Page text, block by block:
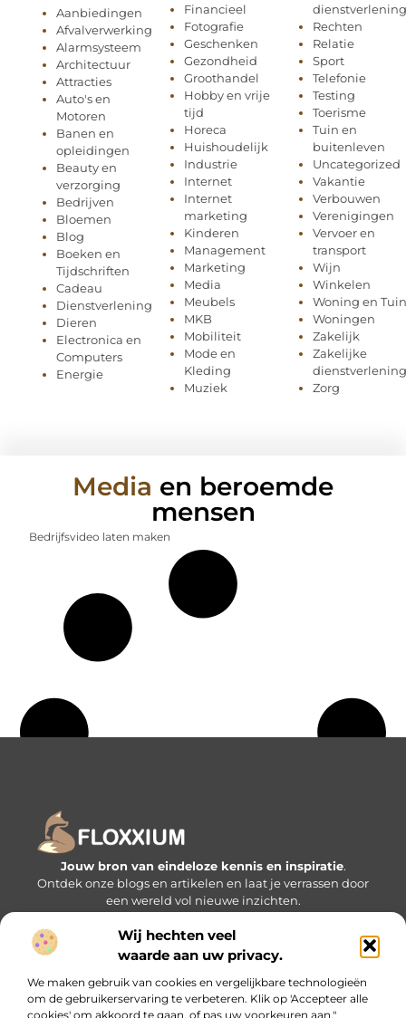
Wij hechten veel
waarde aan uw privacy.
We maken gebruik van cookies en vergelijkbare technologieën
om de gebruikerservaring te verbeteren. Klik op 'Accepteer alle
cookies' om akkoord te gaan, of pas uw voorkeuren aan."
Aanbiedingen
Afvalverwerking
Alarmsysteem
Architectuur
Attracties
Auto's en
Motoren
Banen en
opleidingen
Beauty en
verzorging
Bedrijven
Bloemen
Blog
Boeken en
Tijdschriften
Cadeau
Dienstverlening
Dieren
Electronica en
Computers
Energie
Financieel
Fotografie
Geschenken
Gezondheid
Groothandel
Hobby en vrije
tijd
Horeca
Huishoudelijk
Industrie
Internet
Internet
marketing
Kinderen
Management
Marketing
Media
Meubels
MKB
Mobiliteit
Mode en
Kleding
Muziek
dienstverlening
Rechten
Relatie
Sport
Telefonie
Testing
Toerisme
Tuin en
buitenleven
Uncategorized
Vakantie
Verbouwen
Verenigingen
Vervoer en
transport
Wijn
Winkelen
Woning en Tuin
Woningen
Zakelijk
Zakelijke
dienstverlening
Zorg
Media en beroemde
mensen
Bedrijfsvideo laten maken
Jouw bron van eindeloze kennis en inspiratie.
Ontdek onze blogs en artikelen en laat je verrassen door
een wereld vol nieuwe inzichten.
Bericht categorie
Onze informatie